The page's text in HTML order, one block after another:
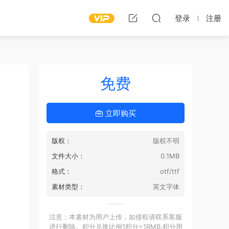
登录 注册
免费
立即购买
版权：
版权不明
文件大小：
0.1MB
格式：
otf/ttf
素材类型：
英文字体
注意：本素材为用户上传，如侵权请联系客服
进行删除。积分兑换比例1积分=1RMB,积分用